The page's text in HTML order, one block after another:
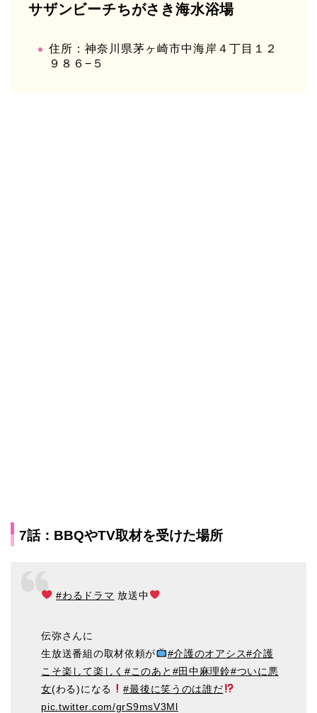
サザンビーチちがさき海水浴場
住所：神奈川県茅ヶ崎市中海岸４丁目１２
９８６−５
7話：BBQやTV取材を受けた場所
#わるドラマ 放送中
伝弥さんに
生放送番組の取材依頼が
#介護のオアシス#介護
こそ楽して楽しく #このあと #田中麻理鈴#ついに悪
女(わる)になる
#最後に笑うのは誰だ
pic.twitter.com/grS9msV3Ml